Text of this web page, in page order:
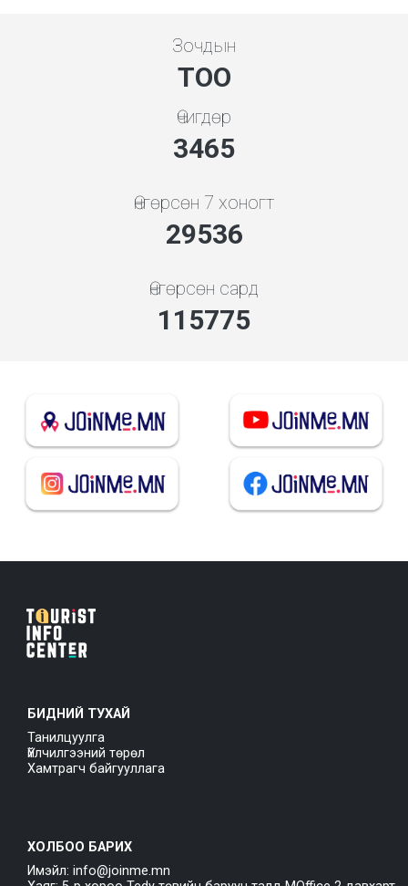
Зочдын
ТОО
Өчигдөр
3731
Өнгөрсөн 7 хоногт
31808
Өнгөрсөн сард
124680
БИДНИЙ ТУХАЙ
Танилцуулга
Үйлчилгээний төрөл
Хамтрагч байгууллага
ХОЛБОО БАРИХ
Имэйл: info@joinme.mn